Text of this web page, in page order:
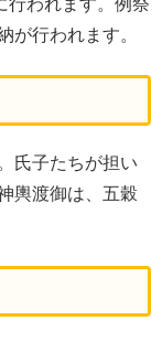
が行われます。
氏子たちが担い
輿渡御は、五穀